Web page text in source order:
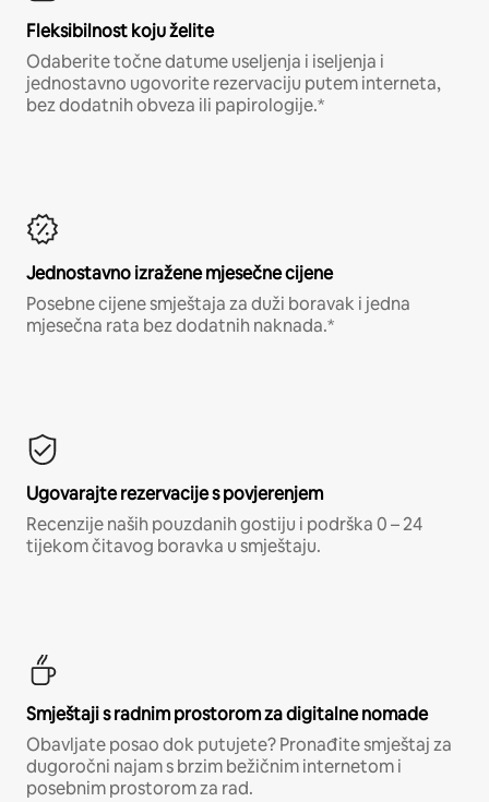
Fleksibilnost koju želite
Odaberite točne datume useljenja i iseljenja i
jednostavno ugovorite rezervaciju putem interneta,
bez dodatnih obveza ili papirologije.*
Jednostavno izražene mjesečne cijene
Posebne cijene smještaja za duži boravak i jedna
mjesečna rata bez dodatnih naknada.*
Ugovarajte rezervacije s povjerenjem
Recenzije naših pouzdanih gostiju i podrška 0 – 24
tijekom čitavog boravka u smještaju.
Smještaji s radnim prostorom za digitalne nomade
Obavljate posao dok putujete? Pronađite smještaj za
dugoročni najam s brzim bežičnim internetom i
posebnim prostorom za rad.